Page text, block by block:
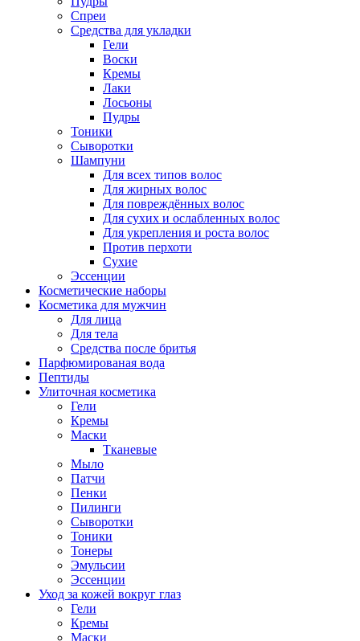
Спреи
Средства для укладки
Гели
Воски
Кремы
Лаки
Лосьоны
Пудры
Тоники
Сыворотки
Шампуни
Для всех типов волос
Для жирных волос
Для повреждённых волос
Для сухих и ослабленных волос
Для укрепления и роста волос
Против перхоти
Сухие
Эссенции
Косметические наборы
Косметика для мужчин
Для лица
Для тела
Средства после бритья
Парфюмированая вода
Пептиды
Улиточная косметика
Гели
Кремы
Маски
Тканевые
Мыло
Патчи
Пенки
Пилинги
Сыворотки
Тоники
Тонеры
Эмульсии
Эссенции
Уход за кожей вокруг глаз
Гели
Кремы
Маски